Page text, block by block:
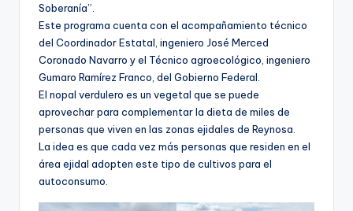
Soberanía”.
Este programa cuenta con el acompañamiento técnico
del Coordinador Estatal, ingeniero José Merced
Coronado Navarro y el Técnico agroecológico, ingeniero
Gumaro Ramírez Franco, del Gobierno Federal.
El nopal verdulero es un vegetal que se puede
aprovechar para complementar la dieta de miles de
personas que viven en las zonas ejidales de Reynosa.
La idea es que cada vez más personas que residen en el
área ejidal adopten este tipo de cultivos para el
autoconsumo.